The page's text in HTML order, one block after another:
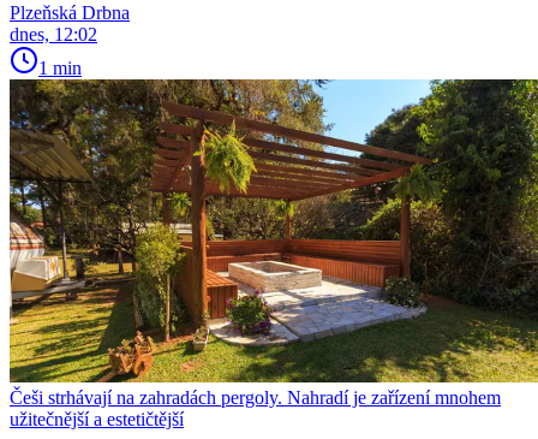
Plzeňská Drbna
dnes, 12:02
1 min
Češi strhávají na zahradách pergoly. Nahradí je zařízení mnohem
užitečnější a estetičtější